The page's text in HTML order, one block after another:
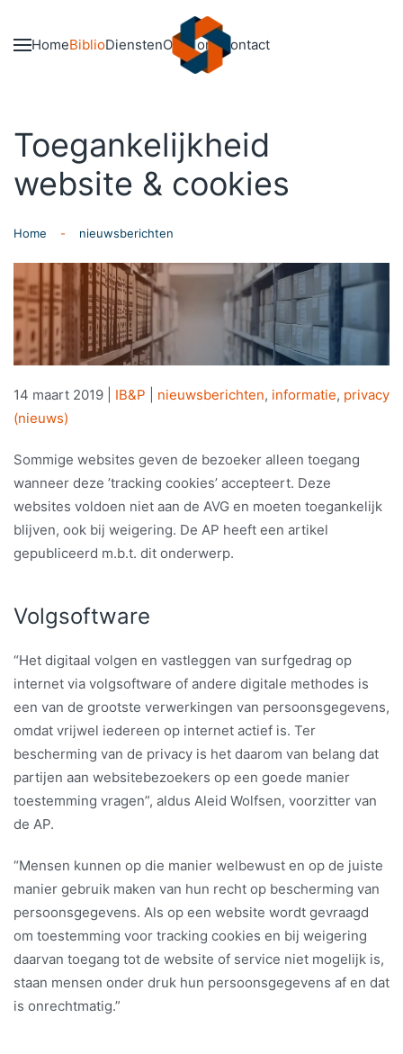
Skip to main content
HomeBiblioDienstenOver onsContact
Toegankelijkheid
website & cookies
Home nieuwsberichten
14 maart 2019 IB&P nieuwsberichten, informatie, privacy
(nieuws)
Sommige websites geven de bezoeker alleen toegang
wanneer deze ’tracking cookies’ accepteert. Deze
websites voldoen niet aan de AVG en moeten toegankelijk
blijven, ook bij weigering. De AP heeft een artikel
gepubliceerd m.b.t. dit onderwerp.
Volgsoftware
“Het digitaal volgen en vastleggen van surfgedrag op
internet via volgsoftware of andere digitale methodes is
een van de grootste verwerkingen van persoonsgegevens,
omdat vrijwel iedereen op internet actief is. Ter
bescherming van de privacy is het daarom van belang dat
partijen aan websitebezoekers op een goede manier
toestemming vragen”, aldus Aleid Wolfsen, voorzitter van
de AP.
“Mensen kunnen op die manier welbewust en op de juiste
manier gebruik maken van hun recht op bescherming van
persoonsgegevens. Als op een website wordt gevraagd
om toestemming voor tracking cookies en bij weigering
daarvan toegang tot de website of service niet mogelijk is,
staan mensen onder druk hun persoonsgegevens af en dat
is onrechtmatig.”